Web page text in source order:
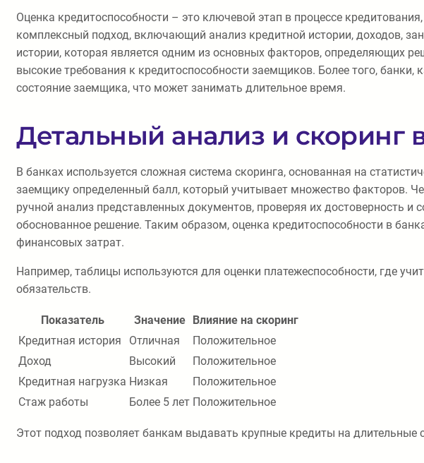
Оценка кредитоспособности – это ключевой этап в процессе
комплексный подход, включающий анализ кредитной истории, доходов,
истории, которая является одним из основных факторов, определяющих
высокие требования к кредитоспособности заемщиков. Более того,
состояние заемщика, что может занимать длительное время.
Детальный анализ и скоринг
В банках используется сложная система скоринга, основанная на
заемщику определенный балл, который учитывает множество факторов.
ручной анализ представленных документов, проверяя их достоверность
обоснованное решение. Таким образом, оценка кредитоспособности в
финансовых затрат.
Например, таблицы используются для оценки платежеспособности, где
обязательств.
Показатель Значение
Влияние на скоринг
Кредитная история
Отличная
Положительное
Доход
Высокий
Положительное
Кредитная нагрузка Низкая
Положительное
Стаж работы
Более 5 лет Положительное
Этот подход позволяет банкам выдавать крупные кредиты на